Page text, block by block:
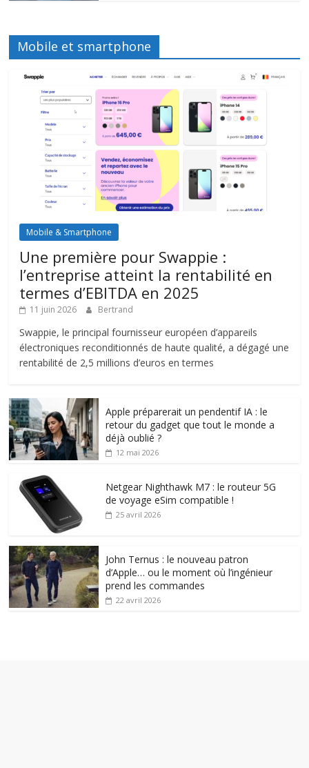
Mobile et smartphone
Mobile & Smartphone
Une première pour Swappie :
l’entreprise atteint la rentabilité en
termes d’EBITDA en 2025
11 juin 2026 Bertrand
Swappie, le principal fournisseur européen d’appareils
électroniques reconditionnés de haute qualité, a dégagé une
rentabilité de 2,5 millions d’euros en termes
Apple préparerait un pendentif IA : le
retour du gadget que tout le monde a
déjà oublié ?
12 mai 2026
Netgear Nighthawk M7 : le routeur 5G
de voyage eSim compatible !
25 avril 2026
John Ternus : le nouveau patron
d’Apple… ou le moment où l’ingénieur
prend les commandes
22 avril 2026